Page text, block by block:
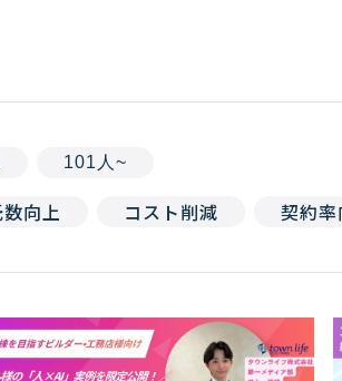
101人~
向上 コスト削減 契約